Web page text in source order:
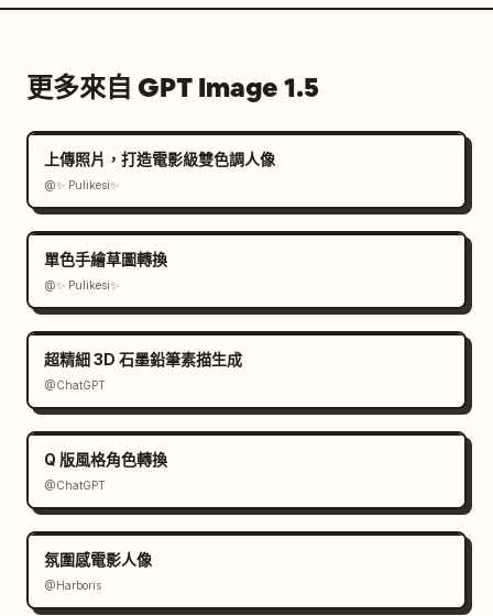
更多來自 GPT Image 1.5
上傳照片，打造電影級雙色調人像
@✨ Pulikesi✨
單色手繪草圖轉換
@✨ Pulikesi✨
超精細 3D 石墨鉛筆素描生成
@ChatGPT
Q 版風格角色轉換
@ChatGPT
氛圍感電影人像
@Harboris